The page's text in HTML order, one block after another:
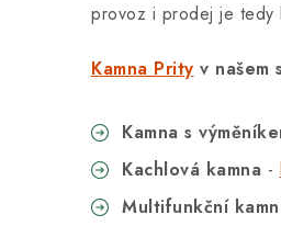
provoz i prodej je
Kamna Prity v našem
Kamna s
Kachlová kamna -
Multifunkční